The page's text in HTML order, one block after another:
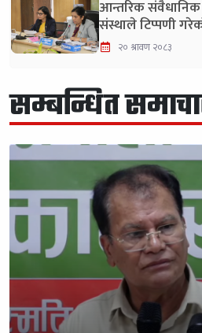
आन्तरिक संवैधानिक
संस्थाले टिप्पणी
२० श्रावण २०८३
सम्बन्धित